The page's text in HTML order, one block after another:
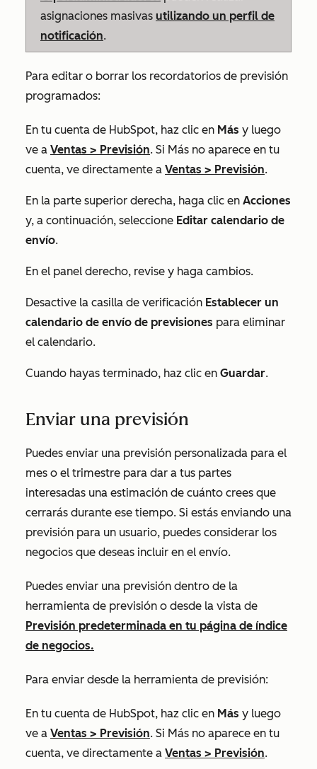
asignaciones masivas utilizando un perfil de
notificación.
Para editar o borrar los recordatorios de previsión
programados:
En tu cuenta de HubSpot, haz clic en Más y luego
ve a Ventas > Previsión. Si Más no aparece en tu
cuenta, ve directamente a Ventas > Previsión.
En la parte superior derecha, haga clic en Acciones
y, a continuación, seleccione Editar calendario de
envío.
En el panel derecho, revise y haga cambios.
Desactive la casilla de verificación Establecer un
calendario de envío de previsiones para eliminar
el calendario.
Cuando hayas terminado, haz clic en Guardar.
Enviar una previsión
Puedes enviar una previsión personalizada para el
mes o el trimestre para dar a tus partes
interesadas una estimación de cuánto crees que
cerrarás durante ese tiempo. Si estás enviando una
previsión para un usuario, puedes considerar los
negocios que deseas incluir en el envío.
Puedes enviar una previsión dentro de la
herramienta de previsión o desde la vista de
Previsión predeterminada en tu página de índice
de negocios.
Para enviar desde la herramienta de previsión:
En tu cuenta de HubSpot, haz clic en Más y luego
ve a Ventas > Previsión. Si Más no aparece en tu
cuenta, ve directamente a Ventas > Previsión.